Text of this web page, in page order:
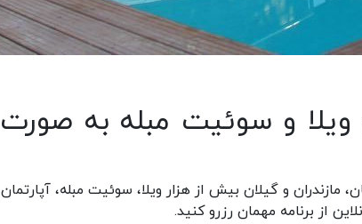
و سوئیت مبله به صورت
و گیلان بیش از هزار ویلا، سوئیت مبله، آپارتمان
از برنامه مهمان رزرو کنید.